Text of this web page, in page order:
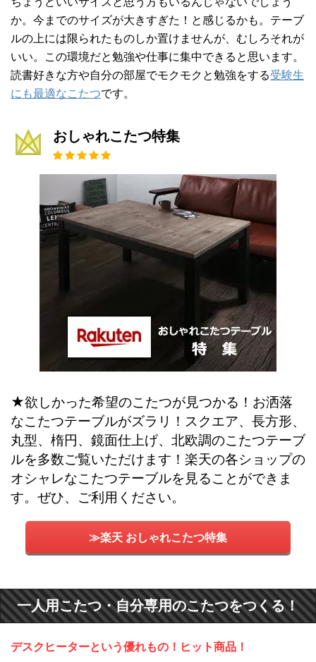
か。今までのサイズが大きすぎた！と感じるかも。テーブ
ルの上には限られたものしか置けませんが、むしろそれが
いい。この環境だと勉強や仕事に集中できると思います。
読書好きな方や自分の部屋でモクモクと勉強をする受験生
にも最適なこたつです。
おしゃれこたつ特集
★欲しかった希望のこたつが見つかる！お洒落
なこたつテーブルがズラリ！スクエア、長方形、
丸型、楕円、鏡面仕上げ、北欧調のこたつテーブ
ルを多数ご覧いただけます！楽天の各ショップの
オシャレなこたつテーブルを見ることができま
す。ぜひ、ご利用ください。
≫楽天 おしゃれこたつ特集
一人用こたつ・自分専用のこたつをつくる！
デスクヒーターという優れもの！ヒット商品！